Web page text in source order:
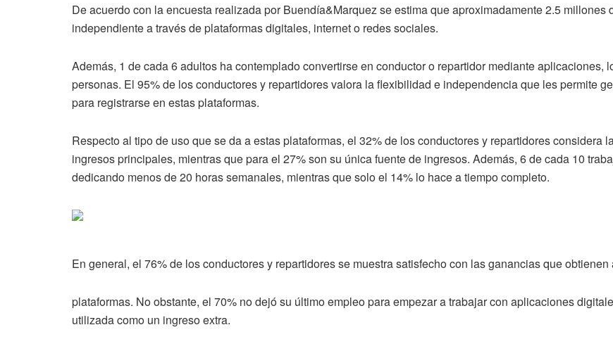
De acuerdo con la encuesta realizada por Buendía&Marquez se estima que aproximadamente 2.5 millones
independiente a través de plataformas digitales, internet o redes sociales.
Además, 1 de cada 6 adultos ha contemplado convertirse en conductor o repartidor mediante
personas. El 95% de los conductores y repartidores valora la flexibilidad e independencia que les permite
para registrarse en estas plataformas.
Respecto al tipo de uso que se da a estas plataformas, el 32% de los conductores y repartidores considera
ingresos principales, mientras que para el 27% son su única fuente de ingresos. Además, 6 de cada 10
dedicando menos de 20 horas semanales, mientras que solo el 14% lo hace a tiempo completo.
En general, el 76% de los conductores y repartidores se muestra satisfecho con las ganancias que obtienen
plataformas. No obstante, el 70% no dejó su último empleo para empezar a trabajar con aplicaciones
utilizada como un ingreso extra.